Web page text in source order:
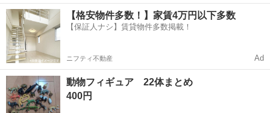
モデルです。 - シリーズ: HGUC (High Grade Universal Century) - スケ
ール: 1/144 - モデル名:...
岡山 岡山市 北長瀬駅 模型、プラモデル
【格安物件多数！】家賃4万円以下多数
【保証人ナシ】賃貸物件多数掲載！
ニフティ不動産 Ad
動物フィギュア 22体まとめ
400円